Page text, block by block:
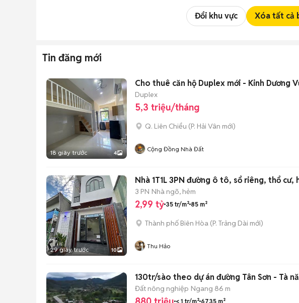
Đổi khu vực Xóa tất cả
Tin đăng mới
18 giây trước 4
Cho thuê căn hộ Duplex mới - Kinh Dương
Duplex
5,3 triệu/tháng
Q. Liên Chiểu (P. Hải Vân mới)
Cộng Đồng Nhà Đất
29 giây trước 10
Nhà 1T1L 3PN đường ô tô, sổ riêng, thổ
3 PN Nhà ngõ, hẻm
2,99 tỷ 35 tr/m² 85 m²
Thành phố Biên Hòa (P. Trảng Dài mới)
Thu Hảo
130tr/sào theo dự án đường Tân Sơn - Tà
Đất nông nghiệp Ngang 86 m
< 1 tr/m² 6735 m²